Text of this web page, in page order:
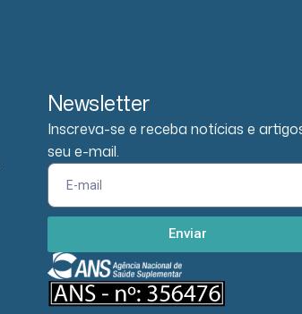
Newsletter
Inscreva-se e receba notícias e
seu e-mail.
Enviar